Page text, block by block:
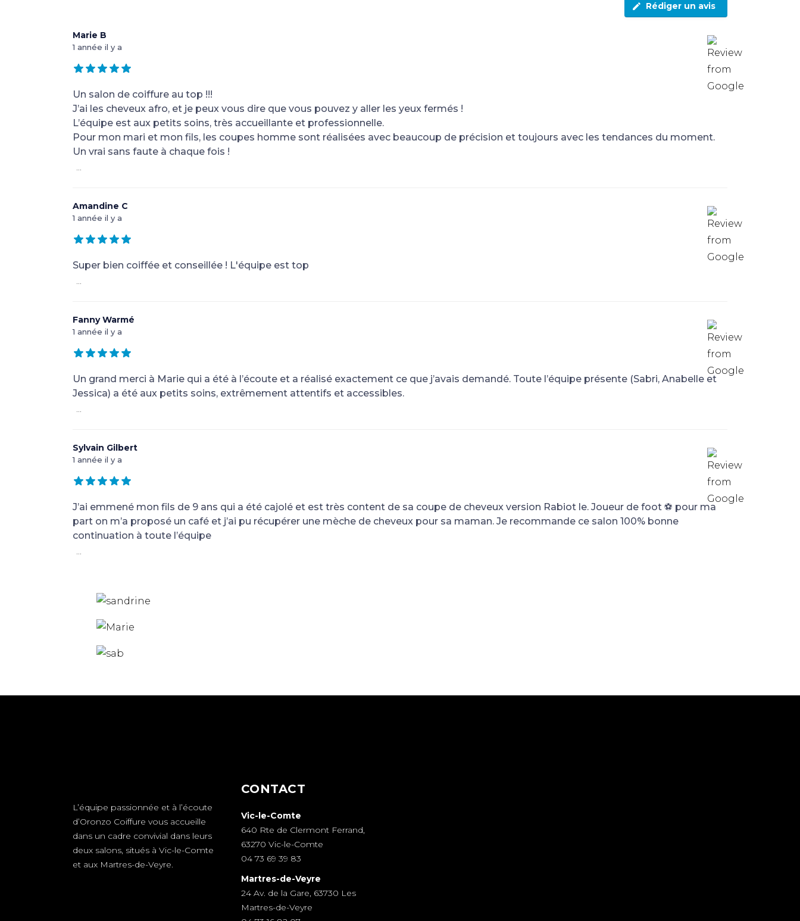
Rédiger un avis
Marie B
1 année il y a
Un salon de coiffure au top !!!
J’ai les cheveux afro, et je peux vous dire que vous pouvez y aller les yeux fermés !
L’équipe est aux petits soins, très accueillante et professionnelle.
Pour mon mari et mon fils, les coupes homme sont réalisées avec beaucoup de précision et toujours avec les tendances du moment.
Un vrai sans faute à chaque fois !
...
Amandine C
1 année il y a
Super bien coiffée et conseillée ! L'équipe est top
...
Fanny Warmé
1 année il y a
Un grand merci à Marie qui a été à l’écoute et a réalisé exactement ce que j’avais demandé. Toute l’équipe présente (Sabri, Anabelle et
Jessica) a été aux petits soins, extrêmement attentifs et accessibles.
...
Sylvain Gilbert
1 année il y a
J’ai emmené mon fils de 9 ans qui a été cajolé et est très content de sa coupe de cheveux version Rabiot le. Joueur de foot ⚽️ pour ma
part on m’a proposé un café et j’ai pu récupérer une mèche de cheveux pour sa maman. Je recommande ce salon 100% bonne
continuation à toute l’équipe
...
L’équipe passionnée et à l’écoute
d’Oronzo Coiffure vous accueille
dans un cadre convivial dans leurs
deux salons, situés à Vic-le-Comte
et aux Martres-de-Veyre.
CONTACT
Vic-le-Comte
640 Rte de Clermont Ferrand,
63270 Vic-le-Comte
04 73 69 39 83
Martres-de-Veyre
24 Av. de la Gare, 63730 Les
Martres-de-Veyre